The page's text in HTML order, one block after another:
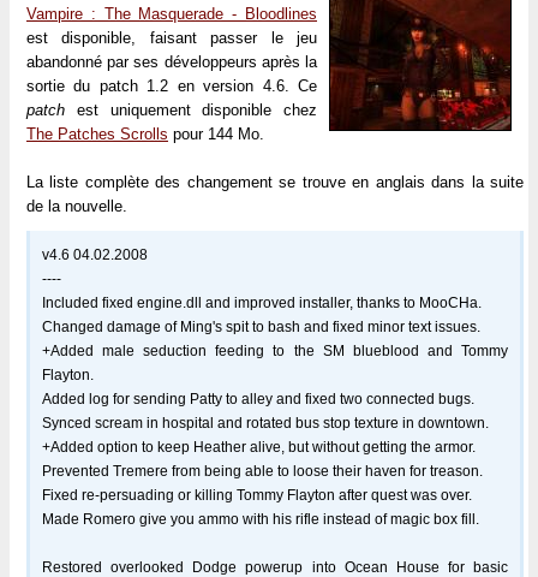
Vampire : The Masquerade - Bloodlines
est disponible, faisant passer le jeu
abandonné par ses développeurs après la
sortie du patch 1.2 en version 4.6. Ce
patch est uniquement disponible chez
The Patches Scrolls pour 144 Mo.
La liste complète des changement se trouve en anglais dans la suite
de la nouvelle.
v4.6 04.02.2008
----
Included fixed engine.dll and improved installer, thanks to MooCHa.
Changed damage of Ming's spit to bash and fixed minor text issues.
+Added male seduction feeding to the SM blueblood and Tommy
Flayton.
Added log for sending Patty to alley and fixed two connected bugs.
Synced scream in hospital and rotated bus stop texture in downtown.
+Added option to keep Heather alive, but without getting the armor.
Prevented Tremere from being able to loose their haven for treason.
Fixed re-persuading or killing Tommy Flayton after quest was over.
Made Romero give you ammo with his rifle instead of magic box fill.
Restored overlooked Dodge powerup into Ocean House for basic